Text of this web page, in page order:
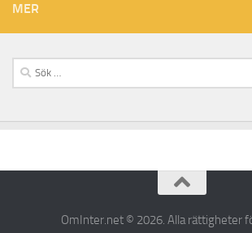
MER
Sök
efter:
OmInter.net © 2026. Alla rättigheter